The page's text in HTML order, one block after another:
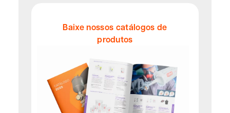
Baixe nossos catálogos de
produtos